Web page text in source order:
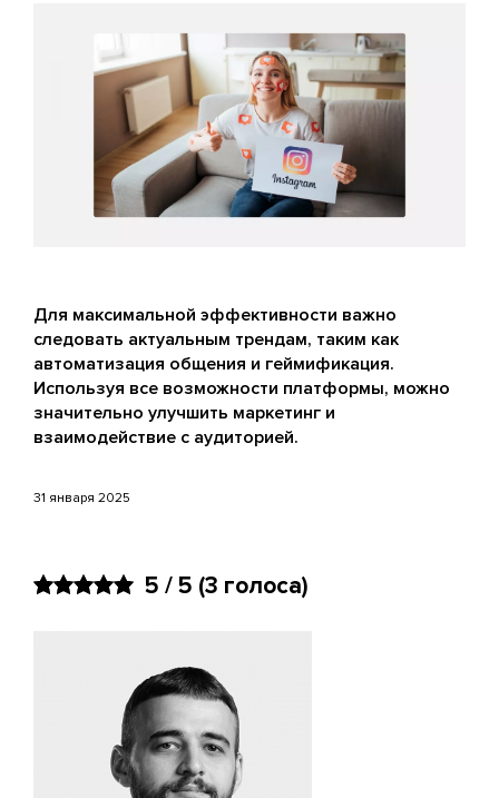
Для максимальной эффективности важно
следовать актуальным трендам, таким как
автоматизация общения и геймификация.
Используя все возможности платформы, можно
значительно улучшить маркетинг и
взаимодействие с аудиторией.
31 января 2025
5 / 5 (3 голоса)